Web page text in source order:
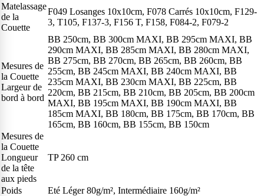
Matelassage
de la
Couette
F049 Losanges 10x10cm, F078 Carrés 10x10cm, F129-
3, T105, F137-3, F156 T, F158, F084-2, F079-2
Mesures de
la Couette
Largeur de
bord à bord
BB 250cm, BB 300cm MAXI, BB 295cm MAXI, BB
290cm MAXI, BB 285cm MAXI, BB 280cm MAXI,
BB 275cm, BB 270cm, BB 265cm, BB 260cm, BB
255cm, BB 245cm MAXI, BB 240cm MAXI, BB
235cm MAXI, BB 230cm MAXI, BB 225cm, BB
220cm, BB 215cm, BB 210cm, BB 205cm, BB 200cm
MAXI, BB 195cm MAXI, BB 190cm MAXI, BB
185cm MAXI, BB 180cm, BB 175cm, BB 170cm, BB
165cm, BB 160cm, BB 155cm, BB 150cm
Mesures de
la Couette
Longueur
de la tête
aux pieds
TP 260 cm
Poids
Eté Léger 80g/m², Intermédiaire 160g/m²